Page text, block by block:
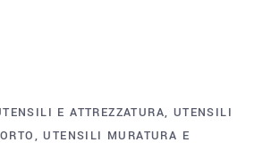
E ATTREZZATURA, UTENSILI
,UTENSILI MURATURA E